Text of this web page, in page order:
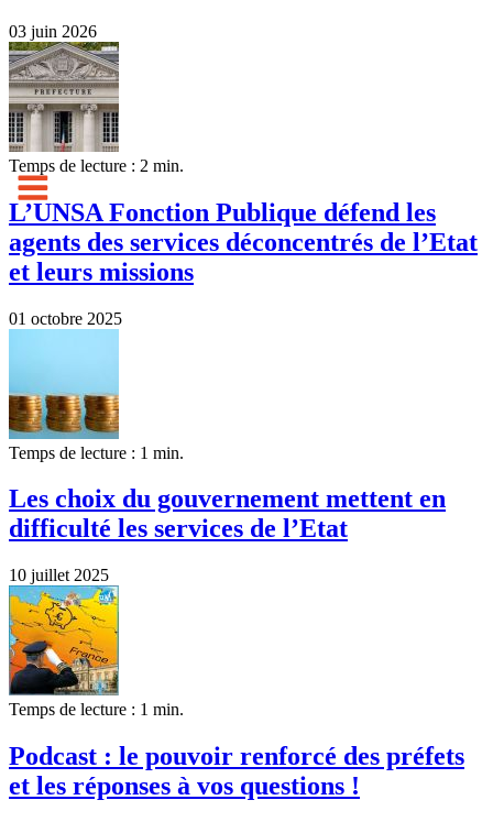
03 juin 2026
Temps de lecture : 2 min.
L’UNSA Fonction Publique défend les
agents des services déconcentrés de l’Etat
et leurs missions
01 octobre 2025
Temps de lecture : 1 min.
Les choix du gouvernement mettent en
difficulté les services de l’Etat
10 juillet 2025
Temps de lecture : 1 min.
Podcast : le pouvoir renforcé des préfets
et les réponses à vos questions !